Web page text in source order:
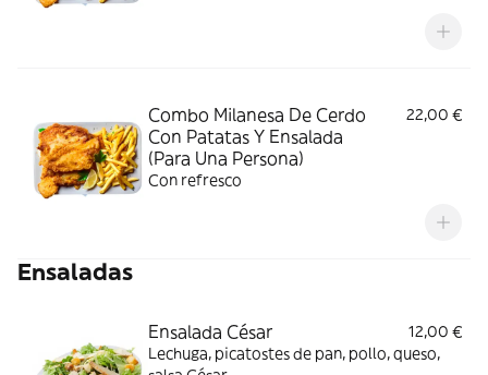
Combo Milanesa De Cerdo
Con Patatas Y Ensalada
(Para Una Persona)
22,00 €
Con refresco
Ensaladas
Ensalada César
12,00 €
Lechuga, picatostes de pan, pollo, queso,